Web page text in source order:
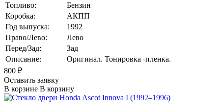
Топливо:
Бензин
Коробка:
АКПП
Год выпуска:
1992
Право/Лево:
Лево
Перед/Зад:
Зад
Описание:
Оригинал. Тонировка -пленка.
800 ₽
Оставить заявку
В корзине В корзину